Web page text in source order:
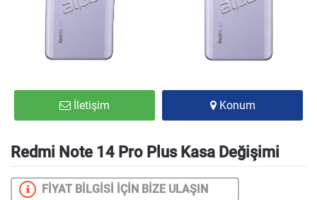
İletişim Konum
Redmi Note 14 Pro Plus Kasa Değişimi
FİYAT BİLGİSİ İÇİN BİZE ULAŞIN